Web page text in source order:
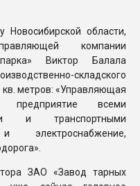
Новосибирской области,
компании
парка» Виктор Балала
складского
кв. метров: «Управляющая
всеми
и транспортными
электроснабжение,
ЗАО «Завод тарных